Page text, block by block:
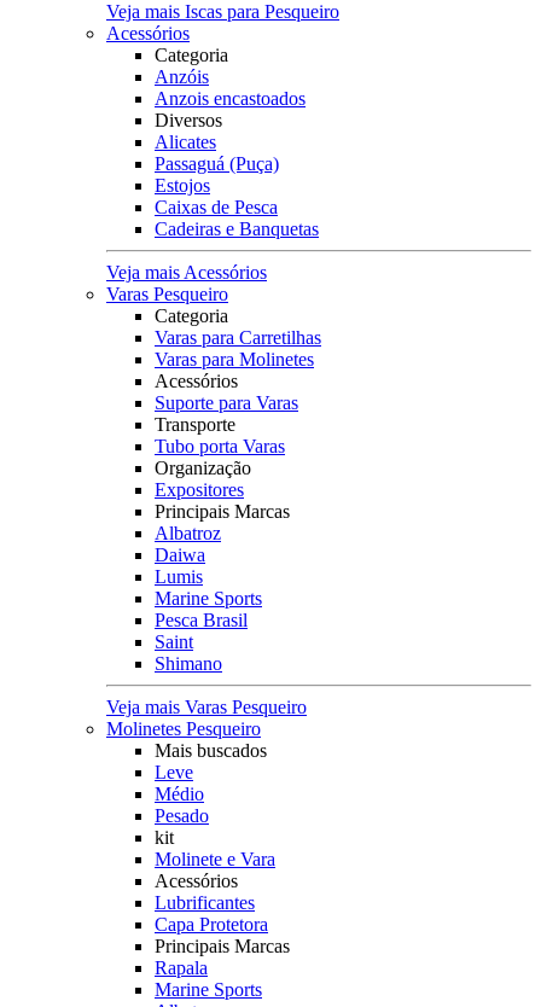
Veja mais Iscas para Pesqueiro
Acessórios
Categoria
Anzóis
Anzois encastoados
Diversos
Alicates
Passaguá (Puça)
Estojos
Caixas de Pesca
Cadeiras e Banquetas
Veja mais Acessórios
Varas Pesqueiro
Categoria
Varas para Carretilhas
Varas para Molinetes
Acessórios
Suporte para Varas
Transporte
Tubo porta Varas
Organização
Expositores
Principais Marcas
Albatroz
Daiwa
Lumis
Marine Sports
Pesca Brasil
Saint
Shimano
Veja mais Varas Pesqueiro
Molinetes Pesqueiro
Mais buscados
Leve
Médio
Pesado
kit
Molinete e Vara
Acessórios
Lubrificantes
Capa Protetora
Principais Marcas
Rapala
Marine Sports